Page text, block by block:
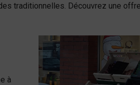
traditionnelles. Découvrez une
à